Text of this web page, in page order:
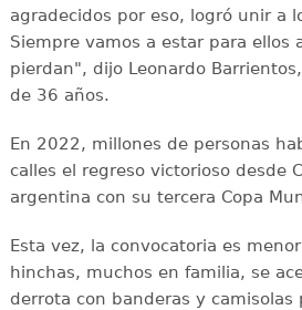
agradecidos por eso, logró unir a
Siempre vamos a estar para ellos
pierdan", dijo Leonardo
de 36 años.
En 2022, millones de personas
calles el regreso victorioso desde
argentina con su tercera Copa
Esta vez, la convocatoria es
hinchas, muchos en familia, se
derrota con banderas y camisolas